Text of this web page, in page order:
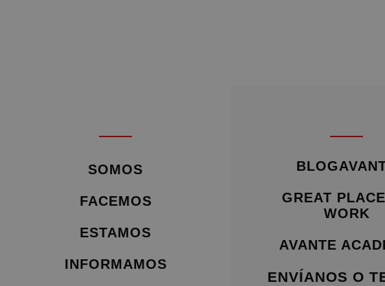
SOMOS
FACEMOS
ESTAMOS
INFORMAMOS
GREAT
WORK
AVANTE
ENVÍANOS O